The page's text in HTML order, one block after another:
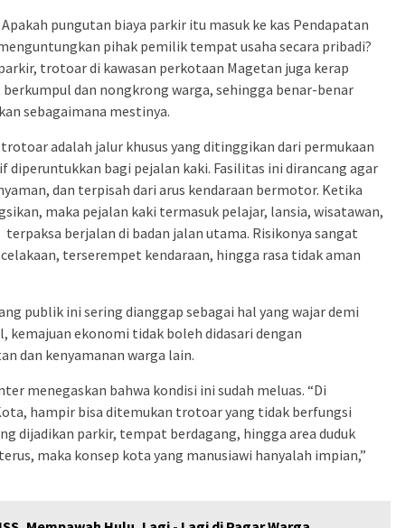
pungutan biaya parkir itu masuk ke kas Pendapatan
pihak pemilik tempat usaha secara pribadi?
trotoar di kawasan perkotaan Magetan juga kerap
dan nongkrong warga, sehingga benar-benar
sebagaimana mestinya.
trotoar adalah jalur khusus yang ditinggikan dari permukaan
diperuntukkan bagi pejalan kaki. Fasilitas ini dirancang agar
dan terpisah dari arus kendaraan bermotor. Ketika
maka pejalan kaki termasuk pelajar, lansia, wisatawan,
berjalan di badan jalan utama. Risikonya sangat
terserempet kendaraan, hingga rasa tidak aman
publik ini sering dianggap sebagai hal yang wajar demi
kemajuan ekonomi tidak boleh didasari dengan
dan kenyamanan warga lain.
menegaskan bahwa kondisi ini sudah meluas. “Di
hampir bisa ditemukan trotoar yang tidak berfungsi
dijadikan parkir, tempat berdagang, hingga area duduk
maka konsep kota yang manusiawi hanyalah impian,”